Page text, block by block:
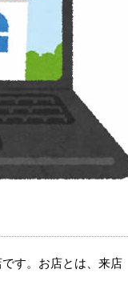
です。お店とは、来